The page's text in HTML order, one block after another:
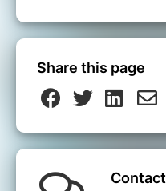
Share this page
Contact